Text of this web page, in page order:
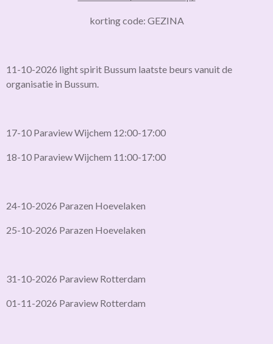
korting code: GEZINA
11-10-2026 light spirit Bussum laatste beurs vanuit de
organisatie in Bussum.
17-10 Paraview Wijchem 12:00-17:00
18-10 Paraview Wijchem 11:00-17:00
24-10-2026 Parazen Hoevelaken
25-10-2026 Parazen Hoevelaken
31-10-2026 Paraview Rotterdam
01-11-2026 Paraview Rotterdam